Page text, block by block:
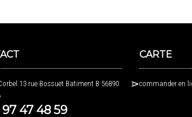
13 rue Bossuet Batiment B 56890
47 48 59
CARTE
commander en